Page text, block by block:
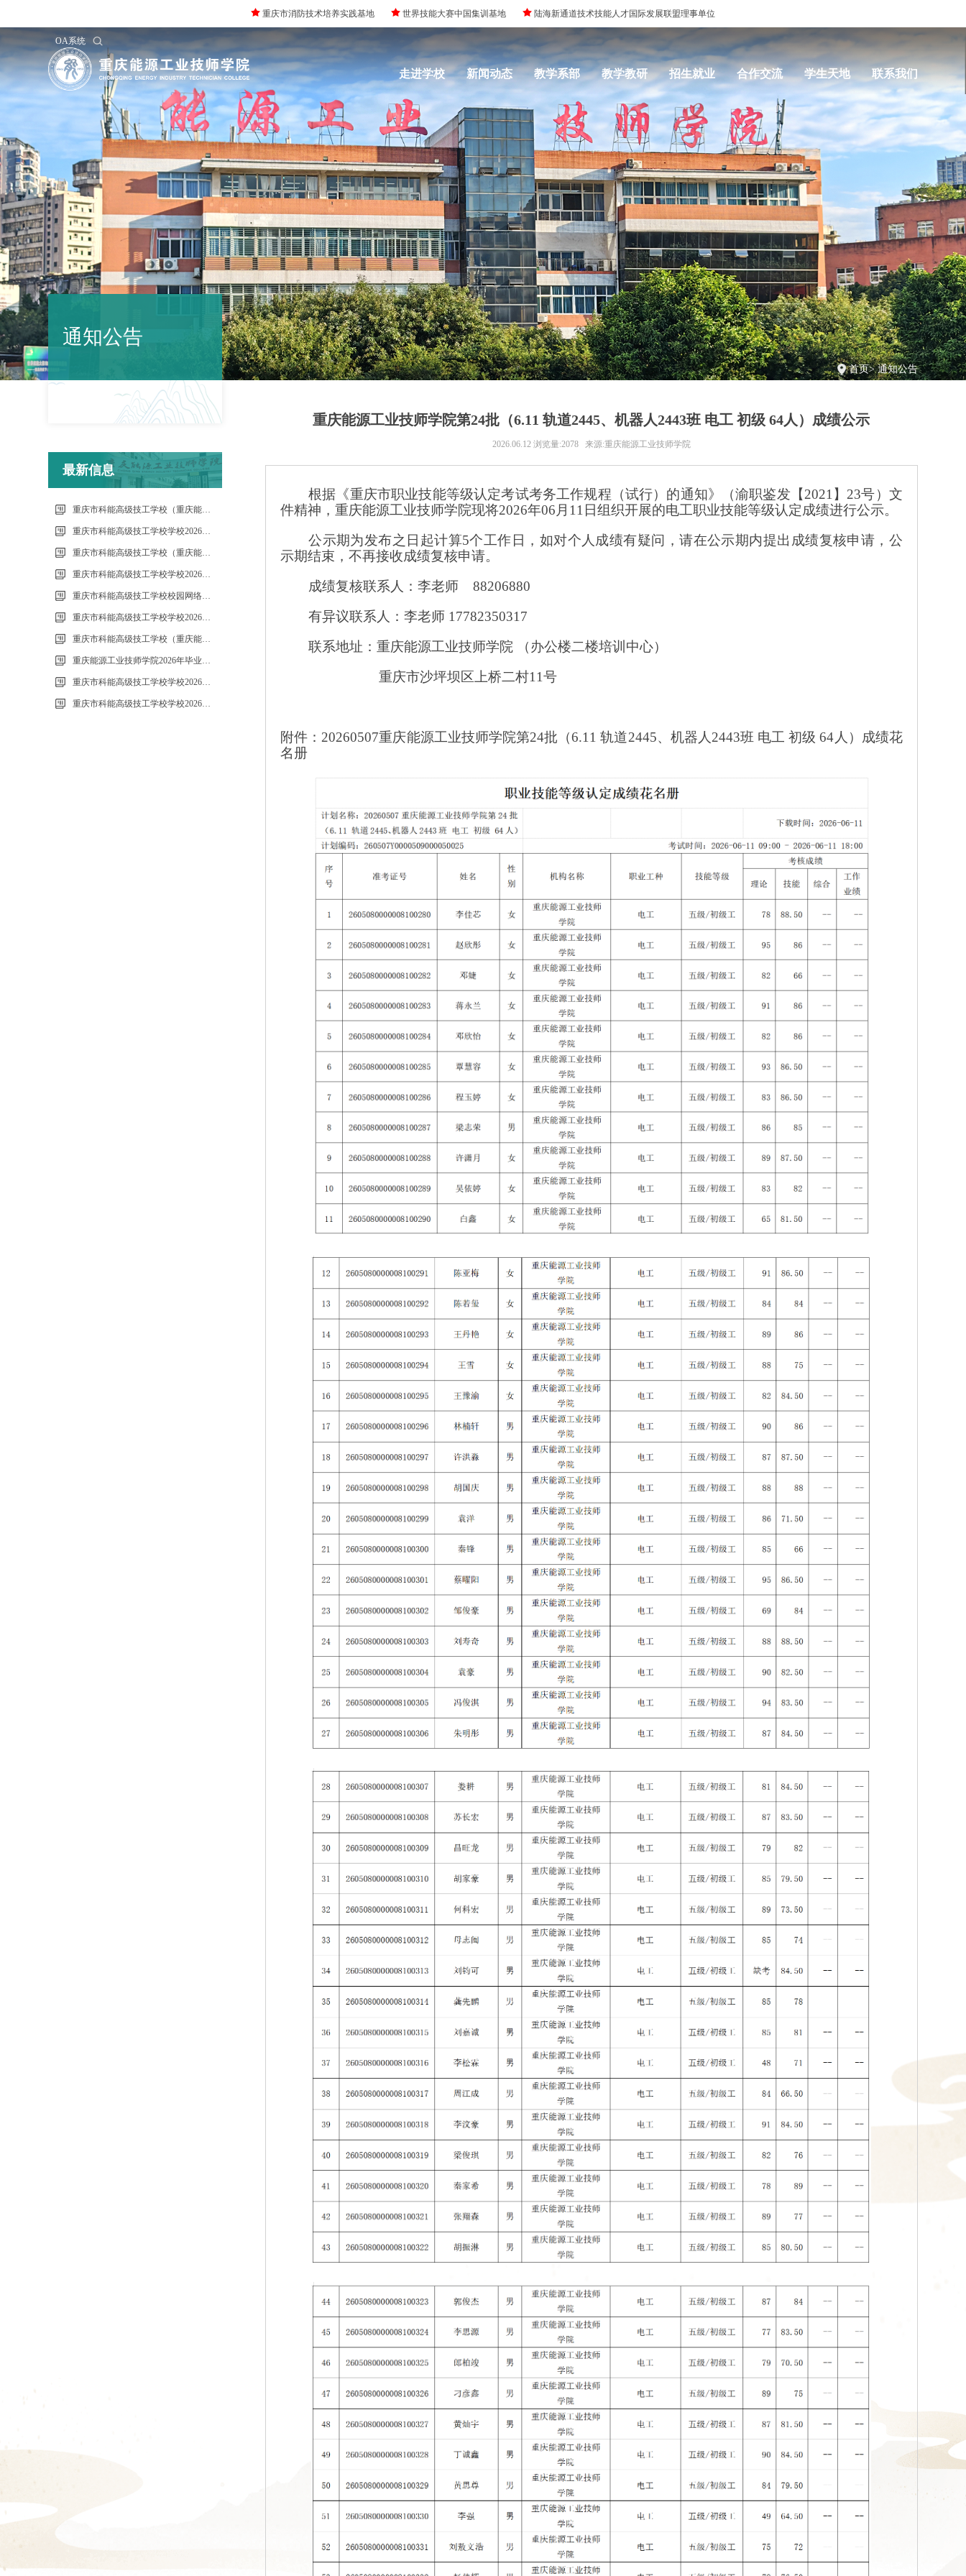
重庆市消防技术培养实践基地 世界技能大赛中国集训基地 陆海新通道技术技能人才国际发展联盟理事单位
OA系统
走进学校 新闻动态 教学系部 教学教研 招生就业 合作交流 学生天地 联系我们
首页>通知公告
通知公告
最新信息
重庆能源工业技师学院第24批（6.11 轨道2445、机器人2443班 电工 初级 64人）成绩公示
2026.06.12 浏览量:2078 来源:重庆能源工业技师学院
根据《重庆市职业技能等级认定考试考务工作规程（试行）的通知》（渝职鉴发【2021】23号）文
件精神 ，重庆能源工业技师学院现将2026年06月11日组织开展的电工职业技能等级认定成绩进行公示。
公示期为发布之日起计算5个工作日，如对个人成绩有疑问，请在公示期内提出成绩复核申请，公
示期结束，不再接收成绩复核申请。
成绩复核联系人：李老师
88206880
有异议联系人：李老师 17782350317
联系地址：重庆能源工业技师学院
（办公楼二楼培训中心）
重庆市沙坪坝区上桥二村11号
附件： 20260507重庆能源工业技师学院第24批（6.11 轨道2445、机器人2443班 电工 初级 64人）成绩花
名册